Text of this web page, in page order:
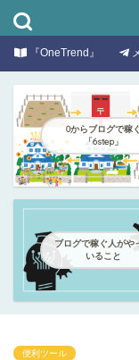
『OneTrend』
0からブログで稼
「6step」
ブログで稼ぐ人がや
いること
便利ツール